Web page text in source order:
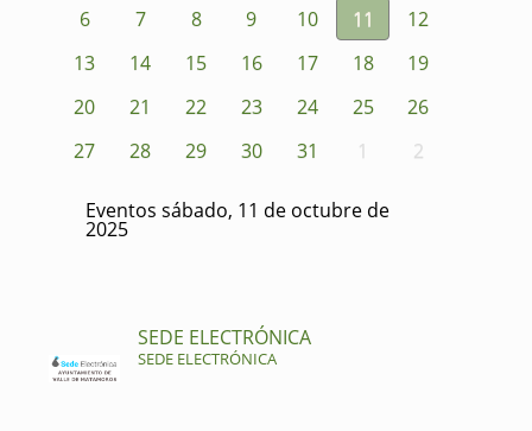
6
7 8 9 10 11
12
13
14 15 16 17 18
19
20
21 22 23 24 25
26
27
28 29 30 31 1 2
Eventos sábado, 11 de octubre de
2025
SEDE ELECTRÓNICA
SEDE ELECTRÓNICA